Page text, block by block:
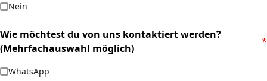
Nein
Wie möchtest du von uns kontaktiert werden?
(Mehrfachauswahl möglich)
*
(required)
WhatsApp